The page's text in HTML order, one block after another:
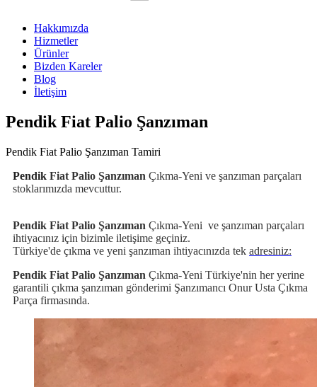
Hakkımızda
Hizmetler
Ürünler
Bizden Kareler
Blog
İletişim
Pendik Fiat Palio Şanzıman
Pendik Fiat Palio Şanzıman Tamiri
Pendik Fiat Palio Şanzıman Çıkma-Yeni ve şanzıman parçaları
stoklarımızda mevcuttur.
Pendik Fiat Palio Şanzıman Çıkma-Yeni ve şanzıman parçaları
ihtiyacınız için bizimle iletişime geçiniz.
Türkiye'de çıkma ve yeni şanzıman ihtiyacınızda tek adresiniz:
Pendik Fiat Palio Şanzıman Çıkma-Yeni Türkiye'nin her yerine
garantili çıkma şanzıman gönderimi Şanzımancı Onur Usta Çıkma
Parça firmasında.